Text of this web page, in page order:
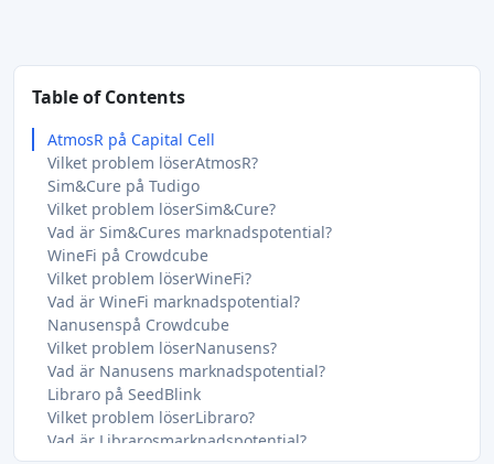
Table of Contents
AtmosR på Capital Cell
Vilket problem löserAtmosR?
Sim&Cure på Tudigo
Vilket problem löserSim&Cure?
Vad är Sim&Cures marknadspotential?
WineFi på Crowdcube
Vilket problem löserWineFi?
Vad är WineFi marknadspotential?
Nanusenspå Crowdcube
Vilket problem löserNanusens?
Vad är Nanusens marknadspotential?
Libraro på SeedBlink
Vilket problem löserLibraro?
Vad är Librarosmarknadspotential?